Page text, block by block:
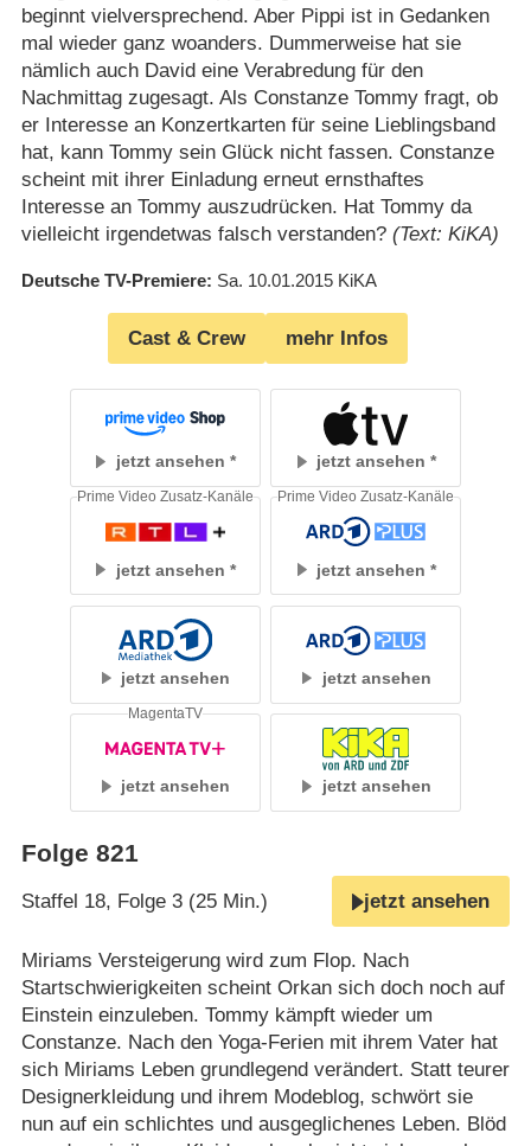
beginnt vielversprechend. Aber Pippi ist in Gedanken
mal wieder ganz woanders. Dummerweise hat sie
nämlich auch David eine Verabredung für den
Nachmittag zugesagt. Als Constanze Tommy fragt, ob
er Interesse an Konzertkarten für seine Lieblingsband
hat, kann Tommy sein Glück nicht fassen. Constanze
scheint mit ihrer Einladung erneut ernsthaftes
Interesse an Tommy auszudrücken. Hat Tommy da
vielleicht irgendetwas falsch verstanden? (Text: KiKA)
Deutsche TV-Premiere Sa. 10.01.2015 KiKA
Cast & Crew mehr Infos
jetzt ansehen jetzt ansehen
jetzt ansehen
Prime Video Zusatz-Kanäle
jetzt ansehen
Prime Video Zusatz-Kanäle
jetzt ansehen jetzt ansehen
jetzt ansehen
MagentaTV
jetzt ansehen
Folge 821
Staffel 18, Folge 3 (25 Min.) jetzt ansehen
Miriams Versteigerung wird zum Flop. Nach
Startschwierigkeiten scheint Orkan sich doch noch auf
Einstein einzuleben. Tommy kämpft wieder um
Constanze. Nach den Yoga-Ferien mit ihrem Vater hat
sich Miriams Leben grundlegend verändert. Statt teurer
Designerkleidung und ihrem Modeblog, schwört sie
nun auf ein schlichtes und ausgeglichenes Leben. Blöd